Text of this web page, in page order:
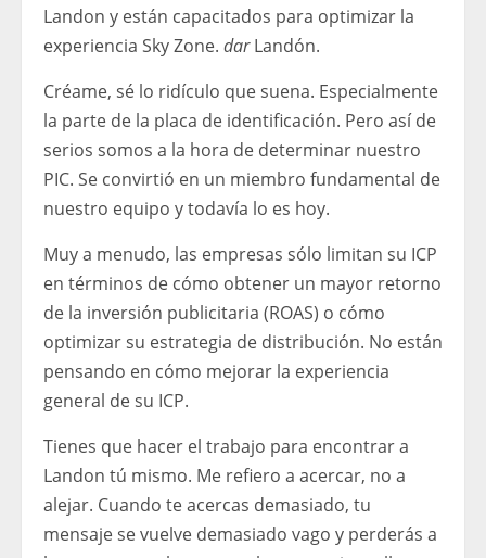
Landon y están capacitados para optimizar la
experiencia Sky Zone. darLandón.
Créame, sé lo ridículo que suena. Especialmente
la parte de la placa de identificación. Pero así de
serios somos a la hora de determinar nuestro
PIC. Se convirtió en un miembro fundamental de
nuestro equipo y todavía lo es hoy.
Muy a menudo, las empresas sólo limitan su ICP
en términos de cómo obtener un mayor retorno
de la inversión publicitaria (ROAS) o cómo
optimizar su estrategia de distribución. No están
pensando en cómo mejorar la experiencia
general de su ICP.
Tienes que hacer el trabajo para encontrar a
Landon tú mismo. Me refiero a acercar, no a
alejar. Cuando te acercas demasiado, tu
mensaje se vuelve demasiado vago y perderás a